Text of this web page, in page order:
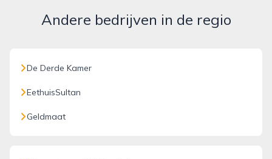
Andere bedrijven in de regio
De Derde Kamer
EethuisSultan
Geldmaat